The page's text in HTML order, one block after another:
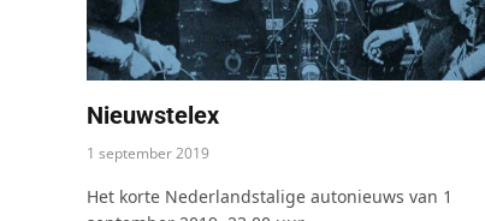
Nieuwstelex
1 september 2019
Het korte Nederlandstalige autonieuws van 1